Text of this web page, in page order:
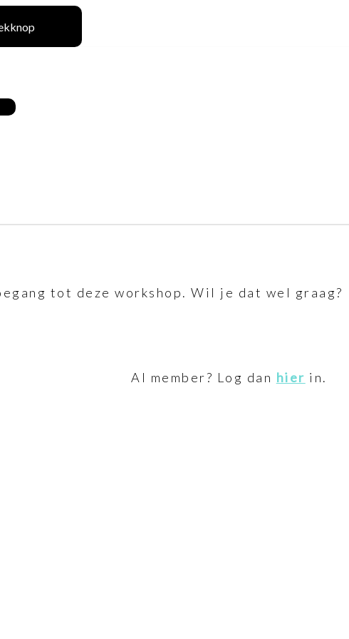
tot deze workshop. Wil je dat wel graag?
Al member? Log dan hier in.